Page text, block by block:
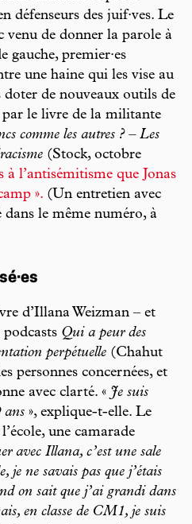
défenseurs des juif·ves. Le
venu de donner la parole à
gauche, premier·es
une haine qui les vise au
de nouveaux outils de
le livre de la militante
comme les autres ? – Les
(Stock, octobre
l’antisémitisme que Jonas
». (Un entretien avec
dans le même numéro, à
d’Illana Weizman – et
podcasts Qui a peur des
perpétuelle (Chahut
personnes concernées, et
avec clarté. « Je suis
ans », explique-t-elle. Le
une camarade
avec Illana, c’est une sale
je ne savais pas que j’étais
on sait que j’ai grandi dans
en classe de CM1, je suis